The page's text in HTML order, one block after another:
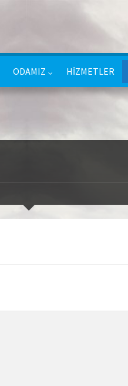
ODAMIZ HİZMETLER